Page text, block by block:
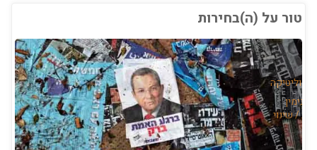
מוגש
כחומר
למחשבה
לקראת
הבחירות"
טור על (ה)בחירות
פוליטיקה
בנימין
/שינוי